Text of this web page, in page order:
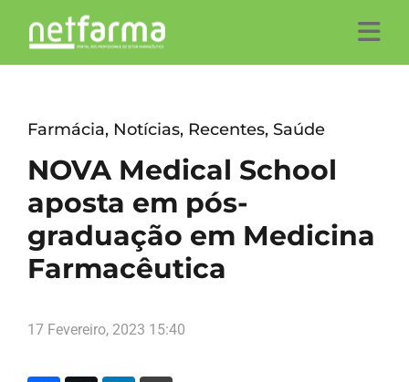
Farmácia, Notícias, Recentes, Saúde
NOVA Medical School
aposta em pós-
graduação em Medicina
Farmacêutica
17 Fevereiro, 2023 15:40